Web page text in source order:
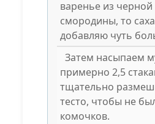
варенье из черной
смородины, то
добавляю чуть
Затем насыпаем
примерно 2,5
тщательно
тесто, чтобы не
комочков.